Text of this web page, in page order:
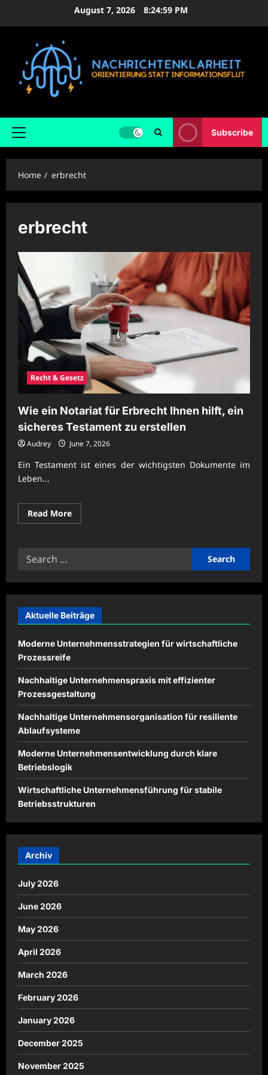
August 7, 2026 8:25:00 PM
Primary
Subscribe
Home erbrecht
erbrecht
Recht & Gesetz
Wie ein Notariat für Erbrecht Ihnen hilft, ein
sicheres Testament zu erstellen
Audrey June 7, 2026
Ein Testament ist eines der wichtigsten Dokumente im
Leben...
Read MoreRead
more
ein
sicheres
Testament
zu
Search
Aktuelle Beiträge
Moderne Unternehmensstrategien für wirtschaftliche
Prozessreife
Nachhaltige Unternehmenspraxis mit effizienter
Prozessgestaltung
Nachhaltige Unternehmensorganisation für resiliente
Ablaufsysteme
Moderne Unternehmensentwicklung durch klare
Betriebslogik
Wirtschaftliche Unternehmensführung für stabile
Betriebsstrukturen
Archiv
July 2026
June 2026
May 2026
April 2026
March 2026
February 2026
January 2026
December 2025
November 2025